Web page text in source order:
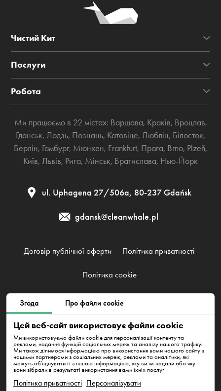
Згода Про файли cookie
Цей веб-сайт використовує файли cookie
Ми використовуємо файли cookie для персоналізації контенту та
реклами, надання функцій соціальних мереж та аналізу нашого трафіку.
Ми також ділимося інформацією про використання вами нашого сайту з
нашими партнерами з соціальних мереж, реклами та аналітики, які
можуть об'єднувати її з іншою інформацією, яку ви їм надали або яку
вони зібрали в результаті використання вами їхніх послуг
Політика приватності Персоналізувати
Чистий Кит
Послуги
Робота
Ми працюємо в 22 містах: Варшава, Краків, Вроцлав,
Гданськ, Лодзь, Познань, Катовіце, Люблін, Білосток,
Берлін, Гамбург, Мюнхен, Frankfurt, Прага, Brno, Plzeň,
Київ, Львів, Рига, Мінськ, Братислава, Нью-Йорк
ul. Uphagena 27/506а, 80-237 Gdańsk
gdansk@cleanwhale.pl
Договір публічної оферти Політика приватності
Політика cookie
Clean Whale Sp. z o.o., KRS 0000868230, NIP: 6751738063,
REGON: 38745511400000
ul. Uphagena 27/506а, 80-237 Gdańsk